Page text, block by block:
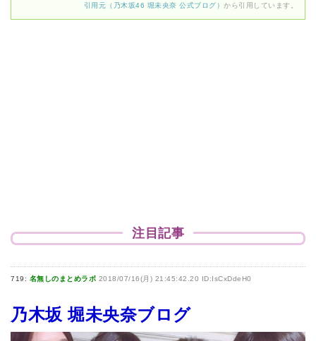
引用元（乃木坂46 堀未央奈 公式ブログ） から引用しています。
注目記事
719: 名無しのまとめラボ 2018/07/16(月) 21:45:42.20 ID:IsCxDdeH0
乃木坂 堀未央奈ブログ